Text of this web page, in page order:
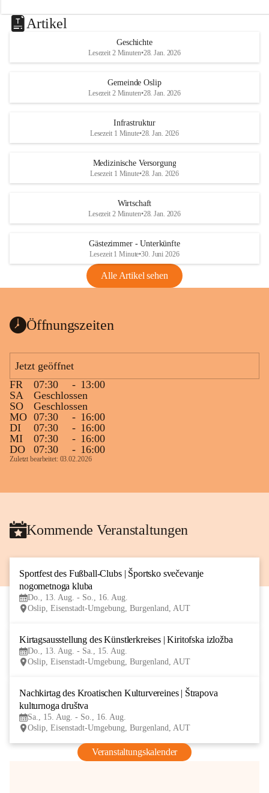
Artikel
Geschichte
Lesezeit 2 Minuten•28. Jan. 2026
Gemeinde Oslip
Lesezeit 2 Minuten•28. Jan. 2026
Infrastruktur
Lesezeit 1 Minute•28. Jan. 2026
Medizinische Versorgung
Lesezeit 1 Minute•28. Jan. 2026
Wirtschaft
Lesezeit 2 Minuten•28. Jan. 2026
Gästezimmer - Unterkünfte
Lesezeit 1 Minute•30. Juni 2026
Alle Artikel sehen
Öffnungszeiten
Jetzt geöffnet
FR
07:30 - 13:00
SA
Geschlossen
SO
Geschlossen
MO 07:30 - 16:00
DI
07:30 - 16:00
MI
07:30 - 16:00
DO
07:30 - 16:00
Zuletzt bearbeitet: 03.02.2026
Kommende Veranstaltungen
Sportfest des Fußball-Clubs | Športsko svečevanje
nogometnoga kluba
Do., 13. Aug. - So., 16. Aug.
Oslip, Eisenstadt-Umgebung, Burgenland, AUT
Kirtagsausstellung des Künstlerkreises | Kiritofska izložba
Do., 13. Aug. - Sa., 15. Aug.
Oslip, Eisenstadt-Umgebung, Burgenland, AUT
Nachkirtag des Kroatischen Kulturvereines | Štrapova
kulturnoga društva
Sa., 15. Aug. - So., 16. Aug.
Oslip, Eisenstadt-Umgebung, Burgenland, AUT
Veranstaltungskalender